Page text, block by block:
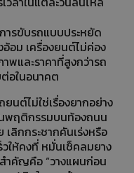
วลาในแต่ละวันลื่นไหล
การขับรถแบบประหยัด
อม เครื่องยนต์ไม่ค่อง
พและราคาที่สูงกว่ารถ
อในอนาคต
นต์ไม่ใช่เรื่องยากอย่าง
นพฤติกรรมบนท้องถนน
เลิกกระชากคันเร่งหรือ
วให้คงที่ หมั่นเช็คลมยาง
ำคัญคือ “วางแผนก่อน